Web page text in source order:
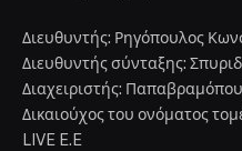
Διευθυντής: Ρηγόπουλος
Διευθυντής σύνταξης:
Διαχειριστής:
Δικαιούχος του ονόματος
LIVE E.E